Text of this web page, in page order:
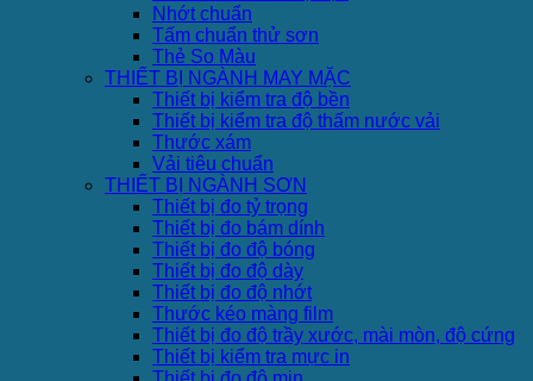
Nhớt chuẩn
Tấm chuẩn thử sơn
Thẻ So Màu
THIẾT BỊ NGÀNH MAY MẶC
Thiết bị kiểm tra độ bền
Thiết bị kiểm tra độ thấm nước vải
Thước xám
Vải tiêu chuẩn
THIẾT BỊ NGÀNH SƠN
Thiết bị đo tỷ trọng
Thiết bị đo bám dính
Thiết bị đo độ bóng
Thiết bị đo độ dày
Thiết bị đo độ nhớt
Thước kéo màng film
Thiết bị đo độ trầy xước, mài mòn, độ cứng
Thiết bị kiểm tra mực in